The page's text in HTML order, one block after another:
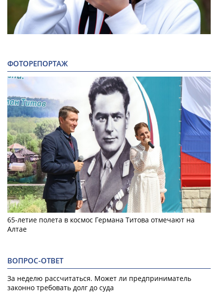
ФОТОРЕПОРТАЖ
65-летие полета в космос Германа Титова отмечают на
Алтае
ВОПРОС-ОТВЕТ
За неделю рассчитаться. Может ли предприниматель
законно требовать долг до суда